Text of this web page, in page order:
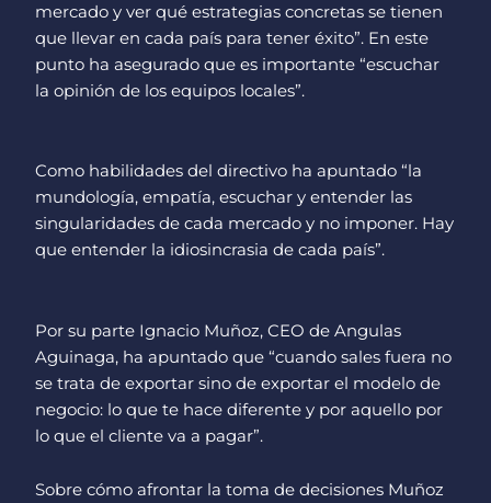
mercado y ver qué estrategias concretas se tienen
que llevar en cada país para tener éxito”. En este
punto ha asegurado que es importante “escuchar
la opinión de los equipos locales”.
Como habilidades del directivo ha apuntado “la
mundología, empatía, escuchar y entender las
singularidades de cada mercado y no imponer. Hay
que entender la idiosincrasia de cada país”.
Por su parte Ignacio Muñoz, CEO de Angulas
Aguinaga, ha apuntado que “cuando sales fuera no
se trata de exportar sino de exportar el modelo de
negocio: lo que te hace diferente y por aquello por
lo que el cliente va a pagar”.
Sobre cómo afrontar la toma de decisiones Muñoz